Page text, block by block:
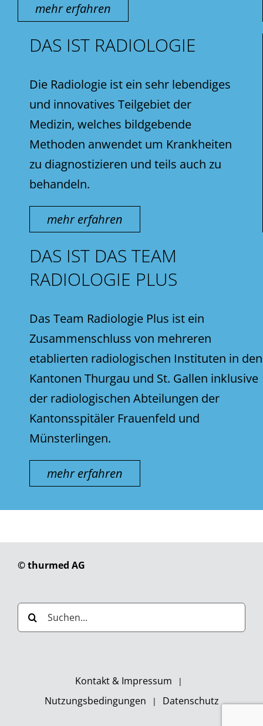
mehr erfahren
DAS IST RADIOLOGIE
Die Radiologie ist ein sehr lebendiges
und innovatives Teilgebiet der
Medizin, welches bildgebende
Methoden anwendet um Krankheiten
zu diagnostizieren und teils auch zu
behandeln.
mehr erfahren
DAS IST DAS TEAM
RADIOLOGIE PLUS
Das Team Radiologie Plus ist ein
Zusammenschluss von mehreren
etablierten radiologischen Instituten in den
Kantonen Thurgau und St. Gallen inklusive
der radiologischen Abteilungen der
Kantonsspitäler Frauenfeld und
Münsterlingen.
mehr erfahren
© thurmed AG
Suche
nach:
Kontakt & Impressum
Nutzungsbedingungen
Datenschutz